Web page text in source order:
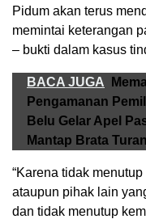
Pidum akan terus
memintai keterangan
– bukti dalam kasus
BACA JUGA
Pengamanan
Belu Gelar Apel
Mantap Brata
“Karena tidak
ataupun pihak lain
dan tidak menutup